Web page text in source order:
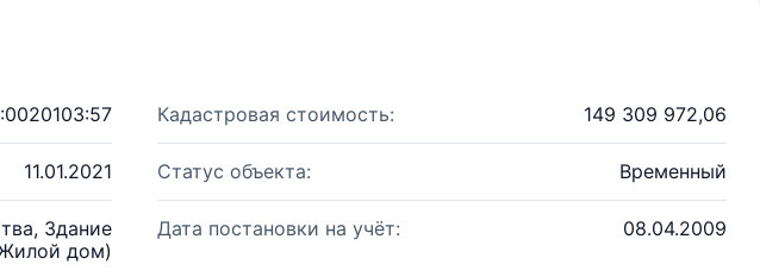
Кадастровая стоимость: 149 309 972,06
11.01.2021 Статус объекта: Временный
Здание
дом)
Дата постановки на учёт: 08.04.2009